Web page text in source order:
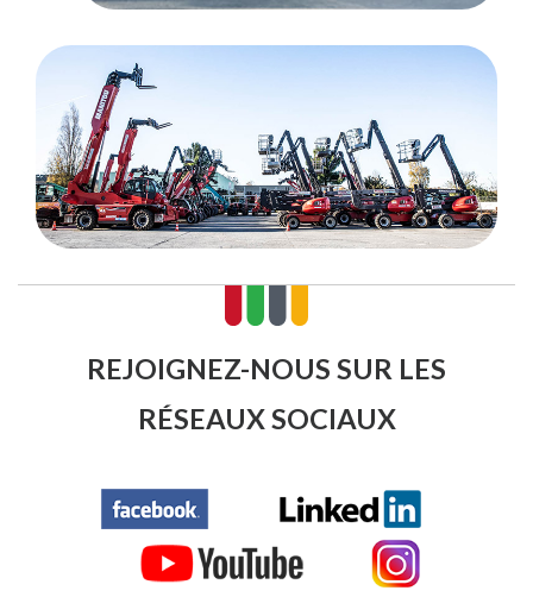
REJOIGNEZ-NOUS SUR LES
RÉSEAUX SOCIAUX